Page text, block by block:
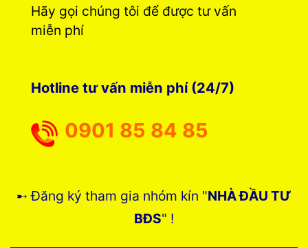
Hãy gọi chúng tôi để được tư vấn
miễn phí
Hotline tư vấn miễn phí (24/7)
0901 85 84 85
➸ Đăng ký tham gia nhóm kín "NHÀ ĐẦU TƯ
BĐS" !